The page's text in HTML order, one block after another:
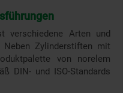
verschiedene Arten und
Neben Zylinderstiften mit
von norelem
DIN- und ISO-Standards